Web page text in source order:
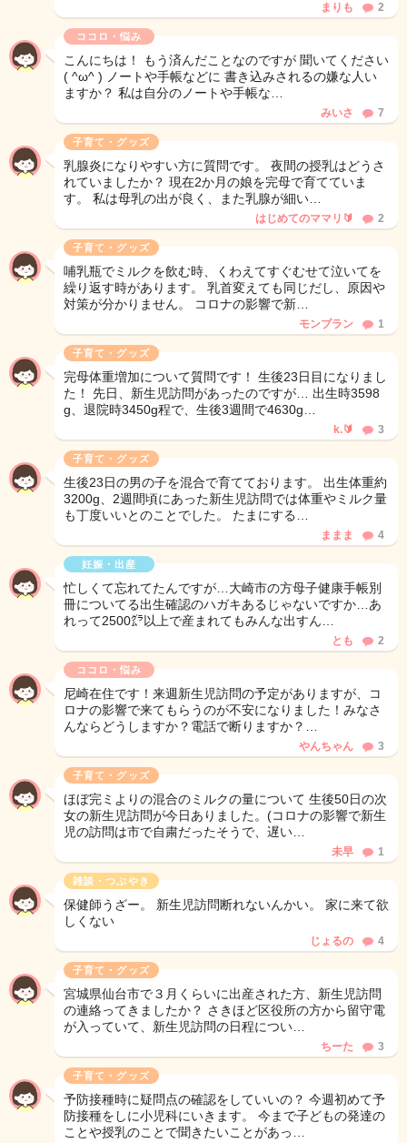
まりも 2
ココロ・悩み
こんにちは！ もう済んだことなのですが 聞いてください
( ^ω^ ) ノートや手帳などに 書き込みされるの嫌な人い
ますか？ 私は自分のノートや手帳な…
みいさ 7
子育て・グッズ
乳腺炎になりやすい方に質問です。 夜間の授乳はどうさ
れていましたか？ 現在2か月の娘を完母で育てていま
す。 私は母乳の出が良く、また乳腺が細い…
はじめてのママリ🔰 2
子育て・グッズ
哺乳瓶でミルクを飲む時、くわえてすぐむせて泣いてを
繰り返す時があります。 乳首変えても同じだし、原因や
対策が分かりません。 コロナの影響で新…
モンブラン 1
子育て・グッズ
完母体重増加について質問です！ 生後23日目になりまし
た！ 先日、新生児訪問があったのですが… 出生時3598
g、退院時3450g程で、生後3週間で4630g…
k.🔰 3
子育て・グッズ
生後23日の男の子を混合で育てております。 出生体重約
3200g、2週間頃にあった新生児訪問では体重やミルク量
も丁度いいとのことでした。 たまにする…
ままま 4
妊娠・出産
忙しくて忘れてたんですが…大崎市の方母子健康手帳別
冊についてる出生確認のハガキあるじゃないですか…あ
れって2500㌘以上で産まれてもみんな出すん…
とも 2
ココロ・悩み
尼崎在住です！来週新生児訪問の予定がありますが、コ
ロナの影響で来てもらうのが不安になりました！みなさ
んならどうしますか？電話で断りますか？…
やんちゃん 3
子育て・グッズ
ほぼ完ミよりの混合のミルクの量について 生後50日の次
女の新生児訪問が今日ありました。(コロナの影響で新生
児の訪問は市で自粛だったそうで、遅い…
未早 1
雑談・つぶやき
保健師うざー。 新生児訪問断れないんかい。 家に来て欲
しくない
じょるの 4
子育て・グッズ
宮城県仙台市で３月くらいに出産された方、新生児訪問
の連絡ってきましたか？ さきほど区役所の方から留守電
が入っていて、新生児訪問の日程につい…
ちーた 3
子育て・グッズ
予防接種時に疑問点の確認をしていいの？ 今週初めて予
防接種をしに小児科にいきます。 今まで子どもの発達の
ことや授乳のことで聞きたいことがあっ…